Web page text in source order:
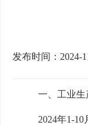
发布时间：2024-
一、工业生
2024年1-10